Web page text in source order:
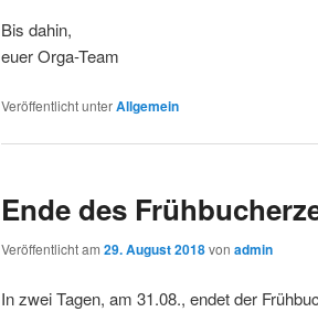
Bis dahin,
euer Orga-Team
Veröffentlicht unterAllgemein
Ende des
Veröffentlicht am 29. August 2018von admin
In zwei Tagen, am 31.08., endet der